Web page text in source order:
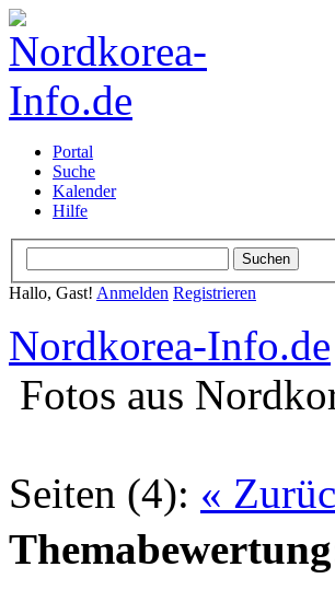
Portal
Suche
Kalender
Hilfe
Hallo, Gast! Anmelden Registrieren
Nordkorea-Info.de
Fotos aus
Seiten (4): «